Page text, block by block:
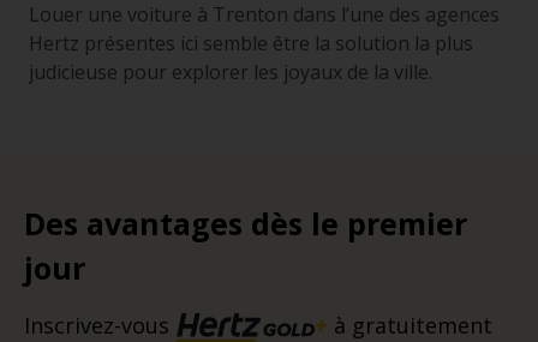
Louer une voiture à Trenton dans l’une des agences
Hertz présentes ici semble être la solution la plus
judicieuse pour explorer les joyaux de la ville.
Des avantages dès le premier
jour
Inscrivez-vous à gratuitement